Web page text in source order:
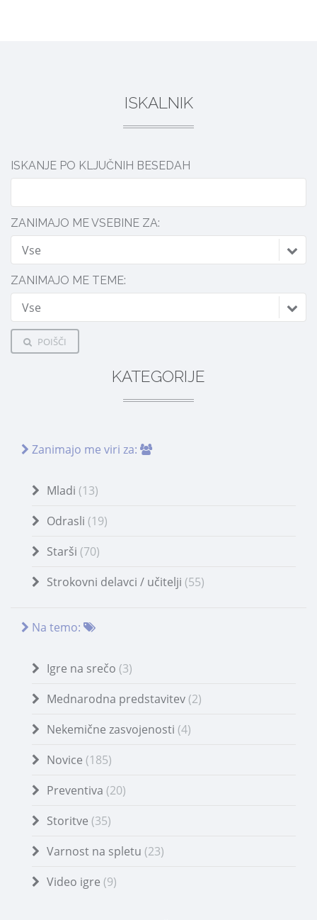
ISKALNIK
ISKANJE PO KLJUČNIH BESEDAH
ZANIMAJO ME VSEBINE ZA:
Vse
ZANIMAJO ME TEME:
Vse
POIŠČI
KATEGORIJE
Zanimajo me viri za:
Mladi (13)
Odrasli (19)
Starši (70)
Strokovni delavci / učitelji (55)
Na temo:
Igre na srečo (3)
Mednarodna predstavitev (2)
Nekemične zasvojenosti (4)
Novice (185)
Preventiva (20)
Storitve (35)
Varnost na spletu (23)
Video igre (9)